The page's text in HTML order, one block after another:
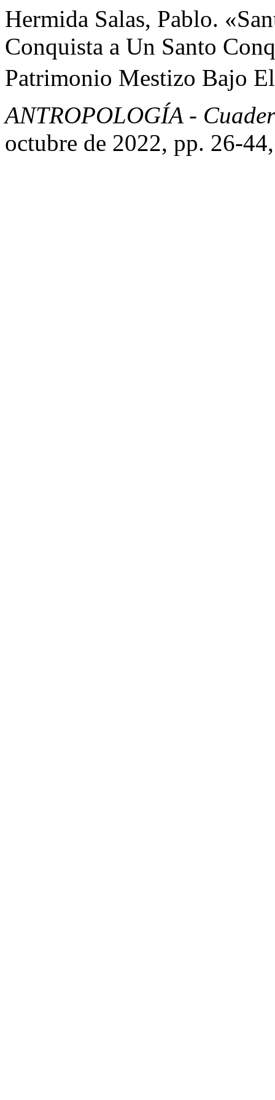
Hermida Salas, Pablo.
Conquista a Un Santo
Patrimonio Mestizo Bajo
ANTROPOLOGÍA -
octubre de 2022, pp. 26-